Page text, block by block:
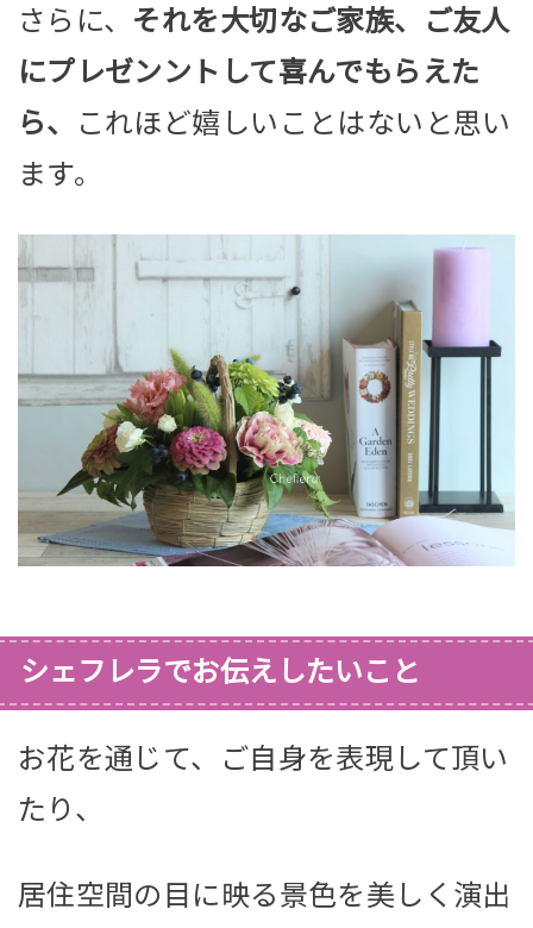
さらに、 それを大切なご家族、ご友人
にプレゼンントして喜んでもらえた
ら、
これほど嬉しいことはないと思い
ます。
シェフレラでお伝えしたいこと
お花を通じて、ご自身を表現して頂い
たり、
居住空間の目に映る景色を美しく演出